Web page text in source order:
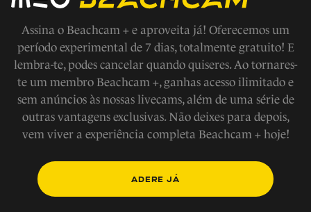
Assina o Beachcam + e aproveita já! Oferecemos um
período experimental de 7 dias, totalmente gratuito! E
lembra-te, podes cancelar quando quiseres. Ao tornares-
te um membro Beachcam +, ganhas acesso ilimitado e
sem anúncios às nossas livecams, além de uma série de
outras vantagens exclusivas. Não deixes para depois,
vem viver a experiência completa Beachcam + hoje!
ADERE JÁ